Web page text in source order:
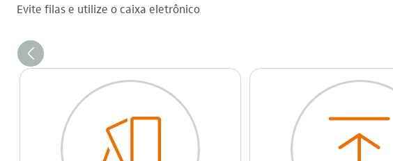
Evite filas e utilize o caixa eletrônico
seta_esquerda